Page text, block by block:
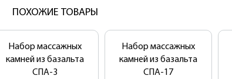
ПОХОЖИЕ ТОВАРЫ
Набор массажных
камней из базальта
СПА-3
Набор массажных
камней из базальта
СПА-17